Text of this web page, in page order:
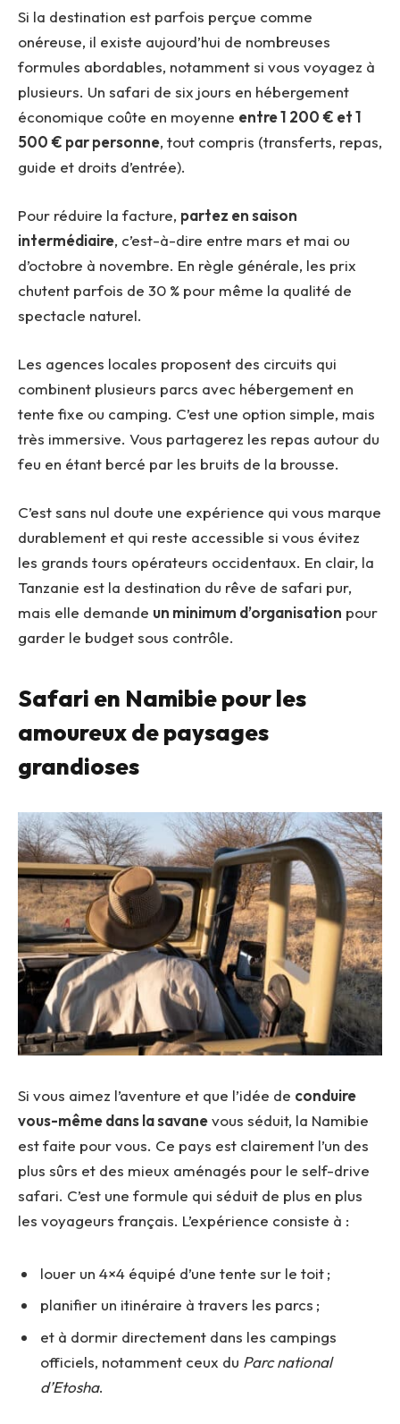
Si la destination est parfois perçue comme
onéreuse, il existe aujourd’hui de nombreuses
formules abordables, notamment si vous voyagez à
plusieurs. Un safari de six jours en hébergement
économique coûte en moyenne entre 1 200 € et 1
500 € par personne, tout compris (transferts, repas,
guide et droits d’entrée).
Pour réduire la facture, partez en saison
intermédiaire, c’est-à-dire entre mars et mai ou
d’octobre à novembre. En règle générale, les prix
chutent parfois de 30 % pour même la qualité de
spectacle naturel.
Les agences locales proposent des circuits qui
combinent plusieurs parcs avec hébergement en
tente fixe ou camping. C’est une option simple, mais
très immersive. Vous partagerez les repas autour du
feu en étant bercé par les bruits de la brousse.
C’est sans nul doute une expérience qui vous marque
durablement et qui reste accessible si vous évitez
les grands tours opérateurs occidentaux. En clair, la
Tanzanie est la destination du rêve de safari pur,
mais elle demande un minimum d’organisation pour
garder le budget sous contrôle.
Safari en Namibie pour les
amoureux de paysages
grandioses
Si vous aimez l’aventure et que l’idée de conduire
vous-même dans la savanevous séduit, la Namibie
est faite pour vous. Ce pays est clairement l’un des
plus sûrs et des mieux aménagés pour le self-drive
safari. C’est une formule qui séduit de plus en plus
les voyageurs français. L’expérience consiste à :
louer un 4×4 équipé d’une tente sur le toit ;
planifier un itinéraire à travers les parcs ;
et à dormir directement dans les campings
officiels, notamment ceux du Parc national
d’Etosha.